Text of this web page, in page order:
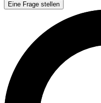
Eine Frage stellen